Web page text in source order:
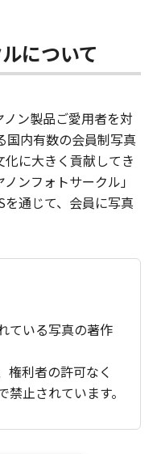
について
ン製品ご愛用者を対
国内有数の会員制写真
に大きく貢献してき
ンフォトサークル」
通じて、会員に写真
ている写真の著作
権利者の許可なく
止されています。